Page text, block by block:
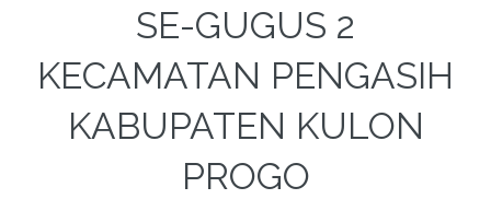
SE-GUGUS 2
KECAMATAN PENGASIH
KABUPATEN KULON
PROGO